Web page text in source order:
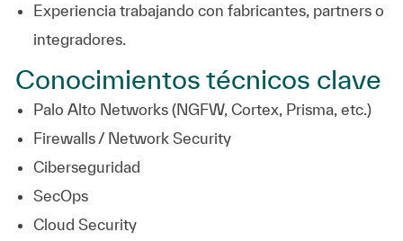
Experiencia trabajando con fabricantes, partners o
integradores.
Conocimientos técnicos clave
Palo Alto Networks (NGFW, Cortex, Prisma, etc.)
Firewalls / Network Security
Ciberseguridad
SecOps
Cloud Security